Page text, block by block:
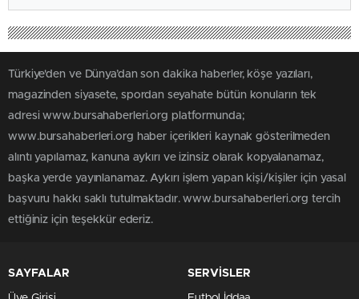
Türkiye'den ve Dünya’dan son dakika haberler, köşe yazıları,
magazinden siyasete, spordan seyahate bütün konuların tek
adresi www.bursahaberleri.org platformunda;
www.bursahaberleri.org haber içerikleri kaynak gösterilmeden
alıntı yapılamaz, kanuna aykırı ve izinsiz olarak kopyalanamaz,
başka yerde yayınlanamaz. Aykırı işlem yapan kişi/kişiler için yasal
başvuru hakkı saklı tutulmaktadır. www.bursahaberleri.org tercih
ettiğiniz için teşekkür ederiz.
SAYFALAR SERVİSLER